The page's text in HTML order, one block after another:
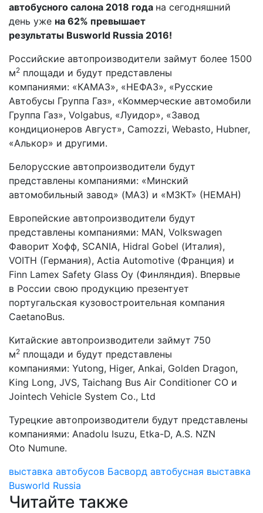
автобусного салона 2018 года на сегодняшний
день уже на 62% превышает
результаты Busworld Russia 2016!
Российские автопроизводители займут более 1500
м2 площади и будут представлены
компаниями: «КАМАЗ», «НЕФАЗ», «Русские
Автобусы Группа Газ», «Коммерческие автомобили
Группа Газ», Volgabus, «Луидор», «Завод
кондиционеров Август», Camozzi, Webasto, Hubner,
«Алькор» и другими.
Белорусские автопроизводители будут
представлены компаниями: «Минский
автомобильный завод» (MAЗ) и «МЗКТ» (НЕМАН)
Европейские автопроизводители будут
представлены компаниями: MAN, Volkswagen
Фаворит Хофф, SCANIA, Hidral Gobel (Италия),
VOITH (Германия), Actia Automotive (Франция) и
Finn Lamex Safety Glass Oy (Финляндия). Впервые
в России свою продукцию презентует
португальская кузовостроительная компания
CaetanoBus.
Китайские автопроизводители займут 750
м2 площади и будут представлены
компаниями: Yutong, Higer, Ankai, Golden Dragon,
King Long, JVS, Taichang Bus Air Conditioner CO и
Jointech Vehicle System Co., Ltd
Турецкие автопроизводители будут представлены
компаниями: Anadolu Isuzu, Etka-D, A.S. NZN
Oto Numune.
выставка автобусов Басворд автобусная выставка
Busworld Russia
Читайте также